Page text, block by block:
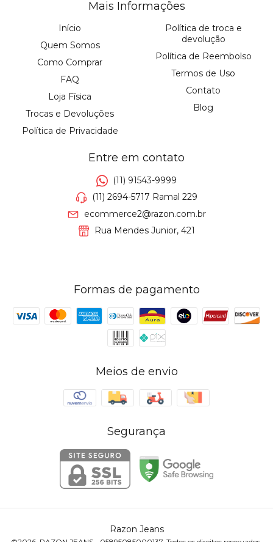
Mais Informações
Início
Quem Somos
Como Comprar
FAQ
Loja Física
Trocas e Devoluções
Política de Privacidade
Política de troca e
devolução
Política de Reembolso
Termos de Uso
Contato
Blog
Entre em contato
(11) 91543-9999
(11) 2694-5717 Ramal 229
ecommerce2@razon.com.br
Rua Mendes Junior, 421
Formas de pagamento
Meios de envio
Segurança
Razon Jeans